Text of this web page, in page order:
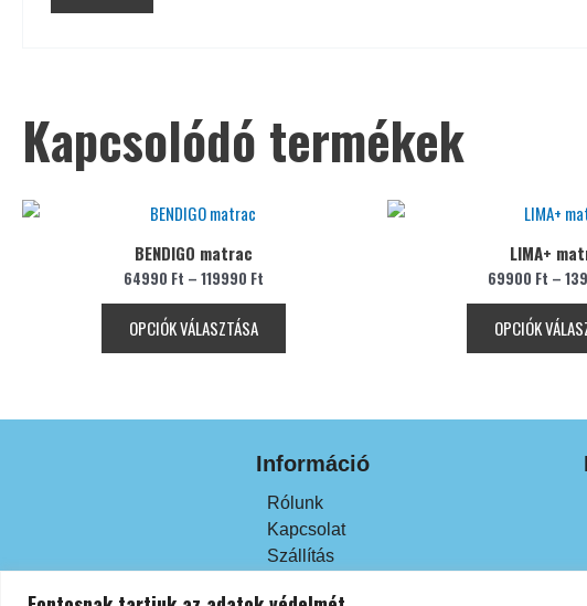
Kapcsolódó termékek
BENDIGO matrac
64990 Ft – 119990 Ft
OPCIÓK VÁLASZTÁSA
a
termékoldalon
választhatók
ki
LIMA+
69900 Ft –
OPCIÓK
Információ
Rólunk
Kapcsolat
Szállítás